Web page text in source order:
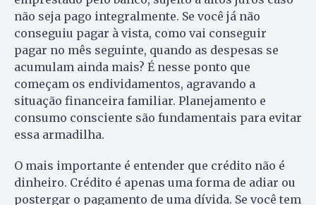
não seja pago integralmente. Se você já não
conseguiu pagar à vista, como vai conseguir
pagar no mês seguinte, quando as despesas se
acumulam ainda mais? É nesse ponto que
começam os endividamentos, agravando a
situação financeira familiar. Planejamento e
consumo consciente são fundamentais para evitar
essa armadilha.
O mais importante é entender que crédito não é
dinheiro. Crédito é apenas uma forma de adiar ou
postergar o pagamento de uma dívida. Se você tem